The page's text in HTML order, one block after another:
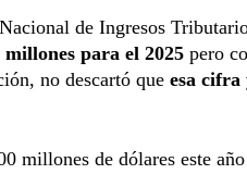
de Ingresos
millones para el 2025 pero
no descartó que esa cifra
millones de dólares este